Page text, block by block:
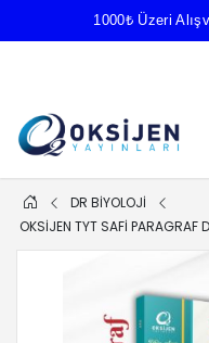
1000₺ Üzeri
DR BIYOLOJI
OKSİJEN TYT SAFİ PARAGRAF